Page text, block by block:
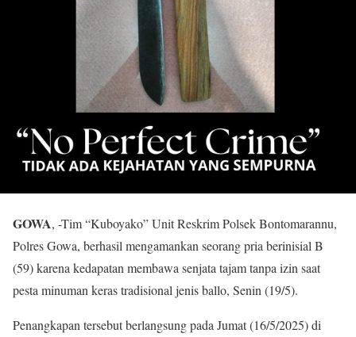
GOWA, -Tim “Kuboyako” Unit Reskrim Polsek Bontomarannu,
Polres Gowa, berhasil mengamankan seorang pria berinisial B
(59) karena kedapatan membawa senjata tajam tanpa izin saat
pesta minuman keras tradisional jenis ballo, Senin (19/5).
Penangkapan tersebut berlangsung pada Jumat (16/5/2025) di